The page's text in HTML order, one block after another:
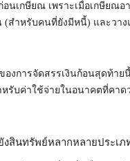
นเกษียณ เพราะเมื่อเกษียณ
สำหรับคนที่ยังมีหนี้) และวาง
งการจัดสรรเงินก้อนสุดท้าย
รับค่าใช้จ่ายในอนาคตที่คาด
งสินทรัพย์หลากหลายประเภ